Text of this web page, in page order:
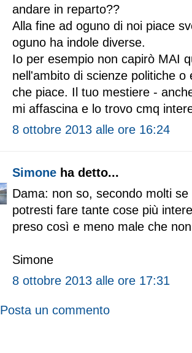
andare in reparto??
Alla fine ad oguno di noi piace
oguno ha indole diverse.
Io per esempio non capirò MAI
nell'ambito di scienze politiche
che piace. Il tuo mestiere -
mi affascina e lo trovo cmq
8 ottobre 2013 alle ore 16:24
Simone ha detto...
Dama: non so, secondo molti
potresti fare tante cose più
preso così e meno male che
Simone
8 ottobre 2013 alle ore 17:31
Posta un commento